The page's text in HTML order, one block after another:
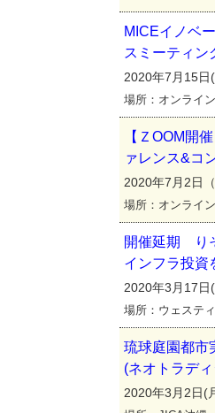
MICEイノベ
スミーティン
2020年7月15
場所：オンライ
【ＺOOM開
ァレンス&コ
2020年7月2日
場所：オンライ
開催延期 り
インフラ投資
2020年3月17
場所：ウェステ
琉球庭園都市
(ネオトラデ
2020年3月2日